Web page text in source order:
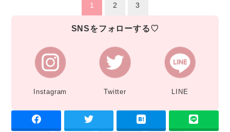
1 2 3
SNSをフォローする♡
Instagram Twitter LINE